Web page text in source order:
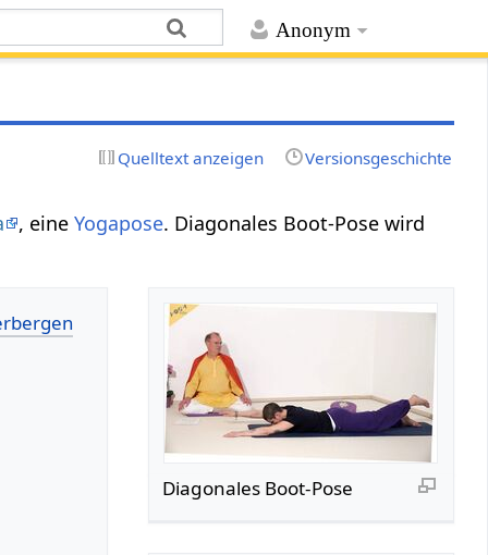
Anonym
Quelltext anzeigen Versionsgeschichte
, eineYogapose. Diagonales Boot-Pose wird
Diagonales Boot-Pose